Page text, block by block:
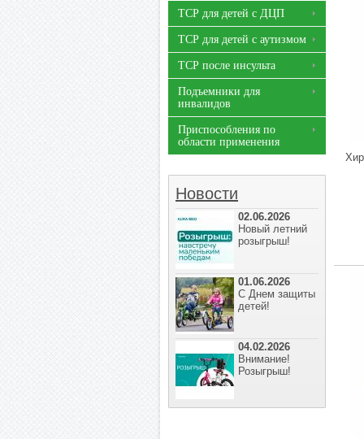
ТСР для детей с ДЦП
ТСР для детей с аутизмом
ТСР после инсульта
Подъемники для
инвалидов
Приспособления по
области применения
Новости
02.06.2026
Новый летний
розыгрыш!
01.06.2026
С Днем защиты
детей!
04.02.2026
Внимание!
Розыгрыш!